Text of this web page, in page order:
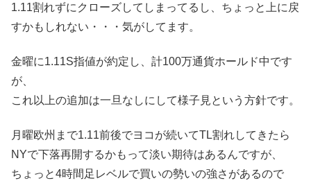
1.11割れずにクローズしてしまってるし、ちょっと上に戻
すかもしれない・・・気がしてます。
金曜に1.11S指値が約定し、計100万通貨ホールド中です
が、
これ以上の追加は一旦なしにして様子見という方針です。
月曜欧州まで1.11前後でヨコが続いてTL割れしてきたら
NYで下落再開するかもって淡い期待はあるんですが、
ちょっと4時間足レベルで買いの勢いの強さがあるので